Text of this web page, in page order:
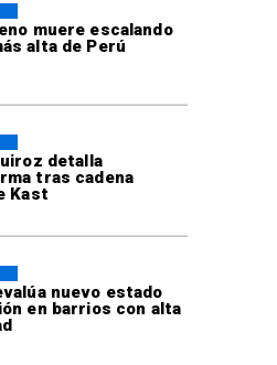
muere escalando
alta de Perú
detalla
tras cadena
Kast
nuevo estado
en barrios con alta